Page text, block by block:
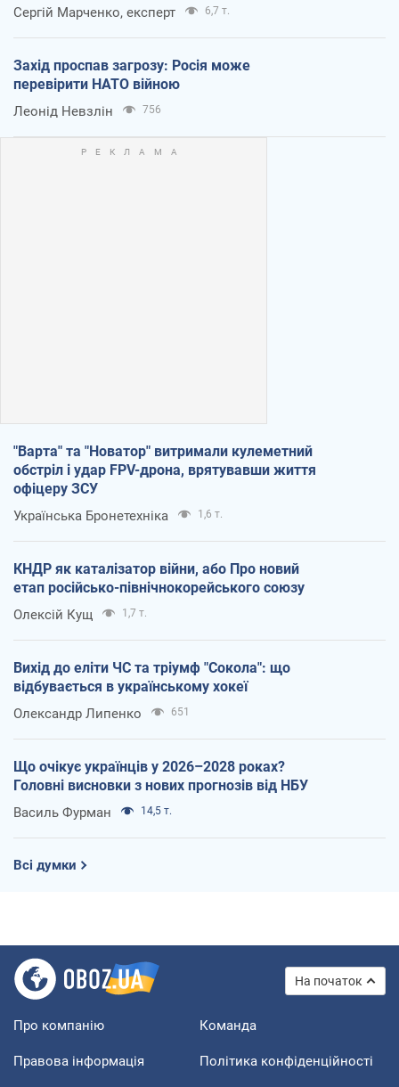
Сергій Марченко, експерт 6,7 т.
Захід проспав загрозу: Росія може
перевірити НАТО війною
Леонід Невзлін 756
"Варта" та "Новатор" витримали кулеметний
обстріл і удар FPV-дрона, врятувавши життя
офіцеру ЗСУ
Українська Бронетехніка 1,6 т.
КНДР як каталізатор війни, або Про новий
етап російсько-північнокорейського союзу
Олексій Кущ 1,7 т.
Вихід до еліти ЧС та тріумф "Сокола": що
відбувається в українському хокеї
Олександр Липенко 651
Що очікує українців у 2026–2028 роках?
Головні висновки з нових прогнозів від НБУ
Василь Фурман 14,5 т.
Всі думки
На початок
Про компанію Команда
Правова інформація Політика конфіденційності